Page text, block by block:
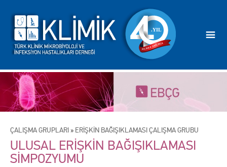
ÇALIŞMA GRUPLARI » ERİŞKİN BAĞIŞIKLAMASI ÇALIŞMA GRUBU
ULUSAL ERİŞKİN BAĞIŞIKLAMASI
SİMPOZYUMU